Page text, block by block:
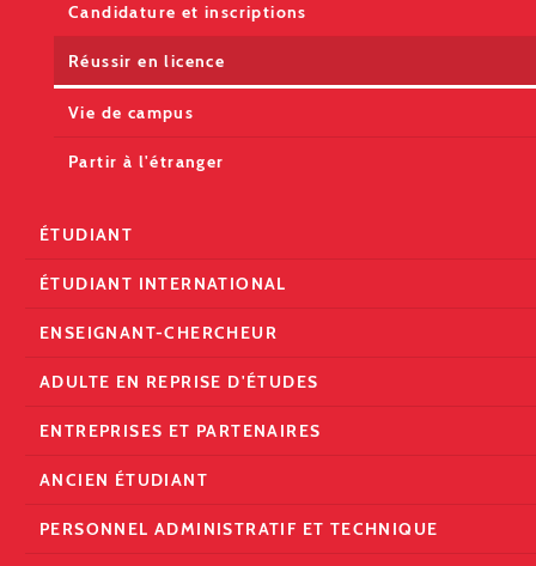
Candidature et inscriptions
Réussir en licence
Vie de campus
Partir à l'étranger
ÉTUDIANT
ÉTUDIANT INTERNATIONAL
ENSEIGNANT-CHERCHEUR
ADULTE EN REPRISE D'ÉTUDES
ENTREPRISES ET PARTENAIRES
ANCIEN ÉTUDIANT
PERSONNEL ADMINISTRATIF ET TECHNIQUE